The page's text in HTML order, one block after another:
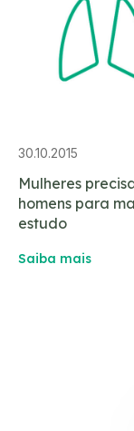
30.10.2015
Mulheres
homens para
estudo
Saiba mais